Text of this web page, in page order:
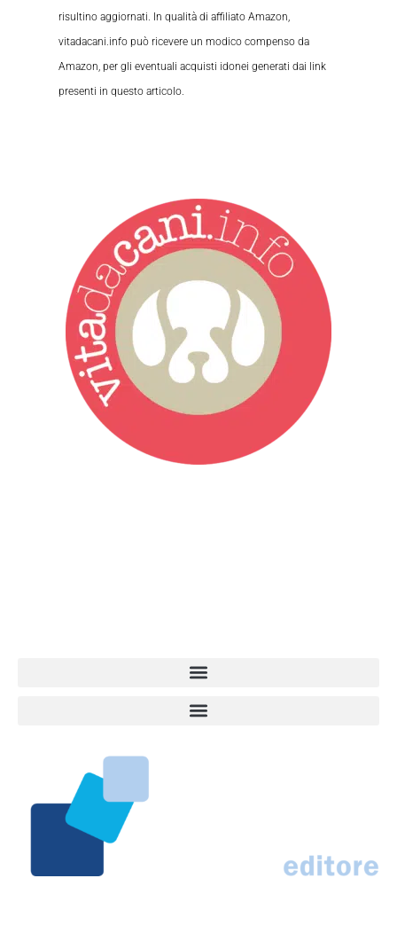
risultino aggiornati. In qualità di affiliato Amazon,
vitadacani.info può ricevere un modico compenso da
Amazon, per gli eventuali acquisti idonei generati dai link
presenti in questo articolo.